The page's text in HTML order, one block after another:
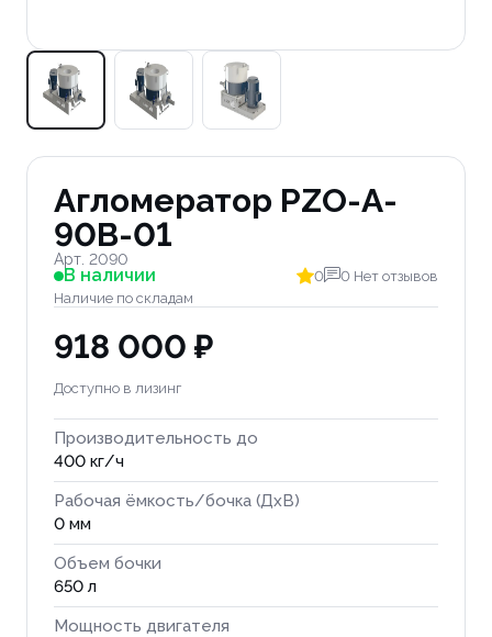
Агломератор PZO-A-
90B-01
Арт. 2090
В наличии
Наличие по складам
0 0 Нет отзывов
918 000 ₽
Доступно в лизинг
Производительность до
400 кг/ч
Рабочая ёмкость/бочка (ДхВ)
0 мм
Объем бочки
650 л
Мощность двигателя